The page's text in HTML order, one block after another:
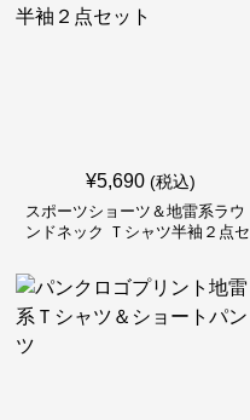
¥5,690 (税込)
スポーツショーツ＆地雷系ラウ
ンドネック Ｔシャツ半袖２点セ